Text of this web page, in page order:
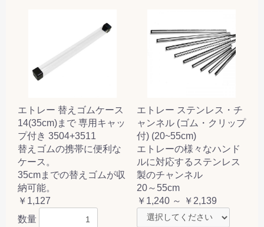
エトレー 替えゴムケース
14(35cm)まで 専用キャッ
プ付き 3504+3511
替えゴムの携帯に便利な
ケース。
35cmまでの替えゴムが収
納可能。
￥1,127
数量
エトレー ステンレス・チ
ャンネル (ゴム・クリップ
付) (20~55cm)
エトレーの様々なハンド
ルに対応するステンレス
製のチャンネル
20～55cm
￥1,240 ～ ￥2,139